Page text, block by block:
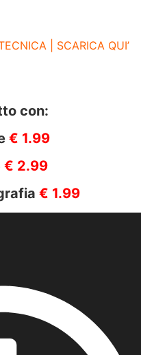
| SCARICA QUI’
con:
€ 1.99
€ 2.99
€ 1.99